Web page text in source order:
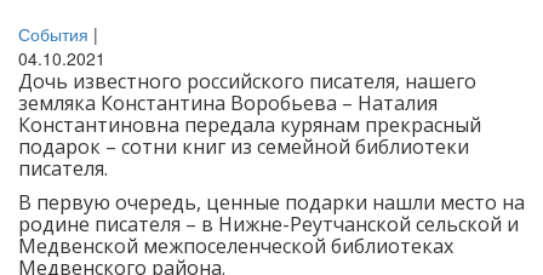
События |
04.10.2021
Дочь известного российского писателя, нашего
земляка Константина Воробьева – Наталия
Константиновна передала курянам прекрасный
подарок – сотни книг из семейной библиотеки
писателя.
В первую очередь, ценные подарки нашли место на
родине писателя – в Нижне-Реутчанской сельской и
Медвенской межпоселенческой библиотеках
Медвенского района.